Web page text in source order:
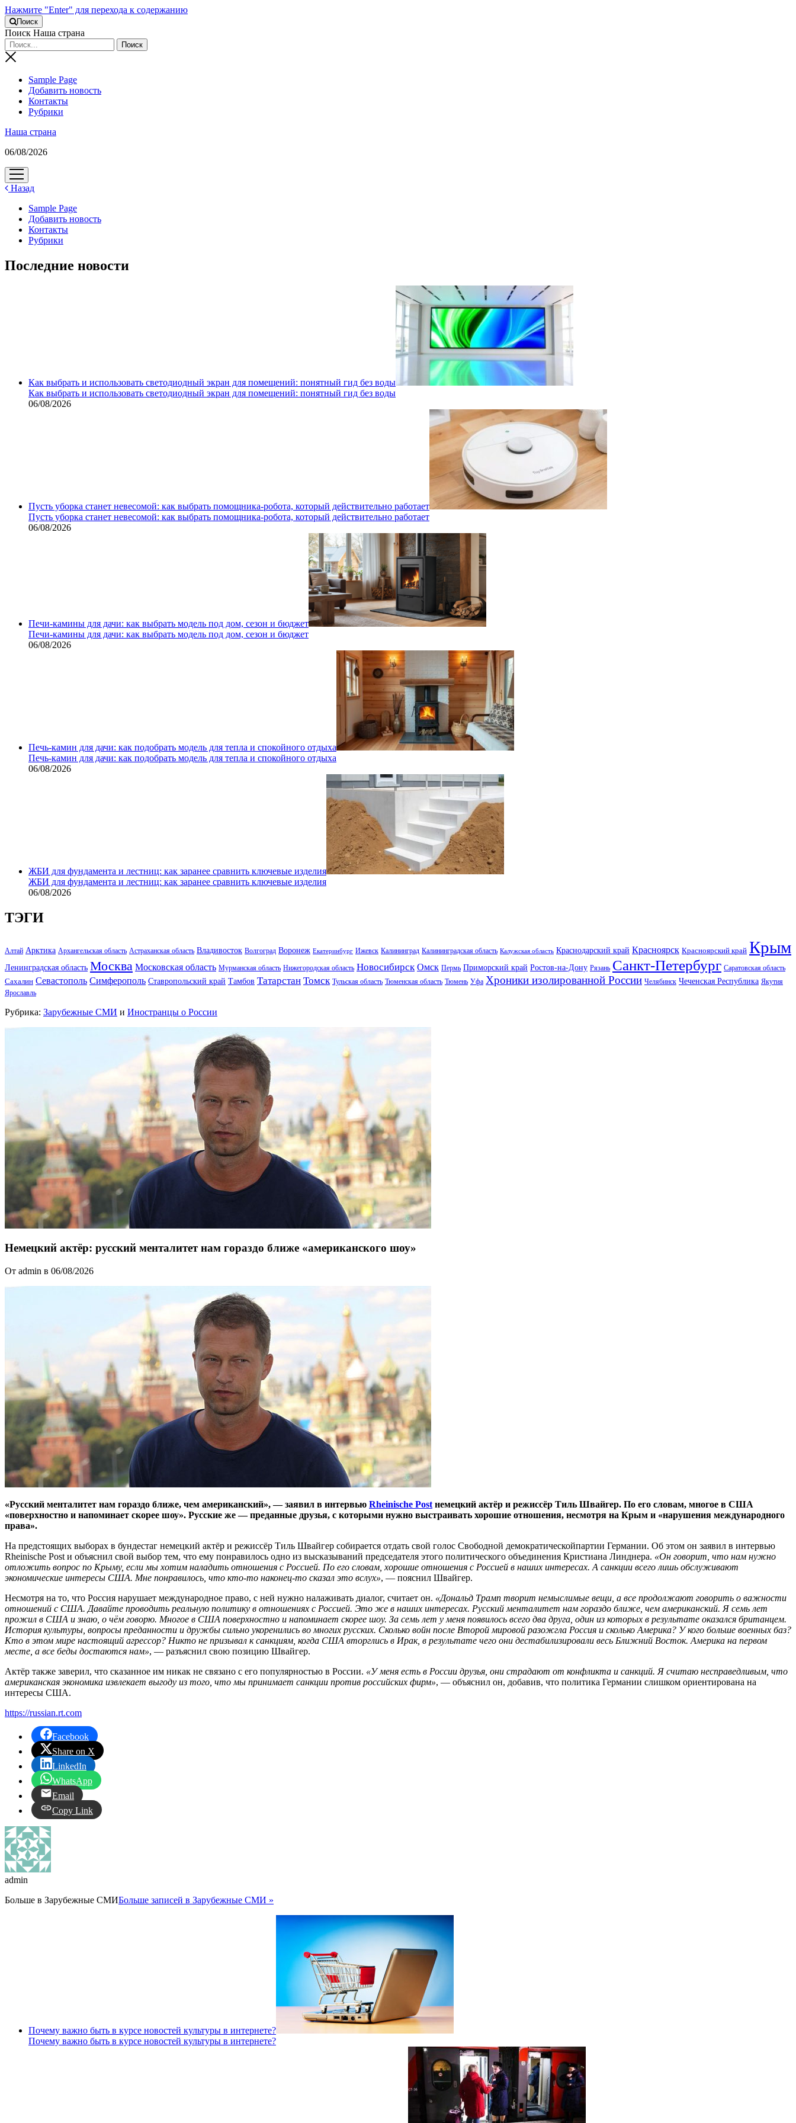
Нажмите "Enter" для перехода к содержанию
Поиск
Поиск Наша страна
Sample Page
Добавить новость
Контакты
Рубрики
Наша страна
06/08/2026
открыть
меню
Назад
Sample Page
Добавить новость
Контакты
Рубрики
Последние новости
Как выбрать и использовать светодиодный экран для помещений: понятный гид без воды
Как выбрать и использовать светодиодный экран для помещений: понятный гид без воды
06/08/2026
Пусть уборка станет невесомой: как выбрать помощника‑робота, который действительно работает
Пусть уборка станет невесомой: как выбрать помощника‑робота, который действительно работает
06/08/2026
Печи-камины для дачи: как выбрать модель под дом, сезон и бюджет
Печи-камины для дачи: как выбрать модель под дом, сезон и бюджет
06/08/2026
Печь-камин для дачи: как подобрать модель для тепла и спокойного отдыха
Печь-камин для дачи: как подобрать модель для тепла и спокойного отдыха
06/08/2026
ЖБИ для фундамента и лестниц: как заранее сравнить ключевые изделия
ЖБИ для фундамента и лестниц: как заранее сравнить ключевые изделия
06/08/2026
ТЭГИ
Алтай Арктика Архангельская область Астраханская область Владивосток Волгоград Воронеж Екатеринбург Ижевск Калининград Калининградская область Калужская область Краснодарский край Красноярск Красноярский край Крым
Ленинградская область Москва Московская область Мурманская область Нижегородская область Новосибирск Омск Пермь Приморский край Ростов-на-Дону Рязань Санкт-Петербург Саратовская область
Сахалин Севастополь Симферополь Ставропольский край Тамбов Татарстан Томск Тульская область Тюменская область Тюмень Уфа Хроники изолированной России Челябинск Чеченская Республика Якутия
Ярославль
Рубрика: Зарубежные СМИ и Иностранцы о России
Немецкий актёр: русский менталитет нам гораздо ближе «американского шоу»
От admin в 06/08/2026
«Русский менталитет нам гораздо ближе, чем американский», — заявил в интервью Rheinische Post немецкий актёр и режиссёр Тиль Швайгер. По его словам, многое в США
«поверхностно и напоминает скорее шоу». Русские же — преданные друзья, с которыми нужно выстраивать хорошие отношения, несмотря на Крым и «нарушения международного
права».
На предстоящих выборах в бундестаг немецкий актёр и режиссёр Тиль Швайгер собирается отдать свой голос Свободной демократическойпартии Германии. Об этом он заявил в интервью
Rheinische Post и объяснил свой выбор тем, что ему понравилось одно из высказываний председателя этого политического объединения Кристиана Линднера. «Он говорит, что нам нужно
отложить вопрос по Крыму, если мы хотим наладить отношения с Россией. По его словам, хорошие отношения с Россией в наших интересах. А санкции всего лишь обслуживают
экономические интересы США. Мне понравилось, что кто-то наконец-то сказал это вслух», — пояснил Швайгер.
Несмотря на то, что Россия нарушает международное право, с ней нужно налаживать диалог, считает он. «Дональд Трамп творит немыслимые вещи, а все продолжают говорить о важности
отношений с США. Давайте проводить реальную политику в отношениях с Россией. Это же в наших интересах. Русский менталитет нам гораздо ближе, чем американский. Я семь лет
прожил в США и знаю, о чём говорю. Многое в США поверхностно и напоминает скорее шоу. За семь лет у меня появилось всего два друга, один из которых в результате оказался британцем.
История культуры, вопросы преданности и дружбы сильно укоренились во многих русских. Сколько войн после Второй мировой разожгла Россия и сколько Америка? У кого больше военных баз?
Кто в этом мире настоящий агрессор? Никто не призывал к санкциям, когда США вторглись в Ирак, в результате чего они дестабилизировали весь Ближний Восток. Америка на первом
месте, а все беды достаются нам», — разъяснил свою позицию Швайгер.
Актёр также заверил, что сказанное им никак не связано с его популярностью в России. «У меня есть в России друзья, они страдают от конфликта и санкций. Я считаю несправедливым, что
американская экономика извлекает выгоду из того, что мы принимает санкции против российских фирм», — объяснил он, добавив, что политика Германии слишком ориентирована на
интересы США.
https://russian.rt.com
Facebook
Share on X
LinkedIn
WhatsApp
Email
Copy Link
admin
Больше в Зарубежные СМИБольше записей в Зарубежные СМИ »
Почему важно быть в курсе новостей культуры в интернете?
Почему важно быть в курсе новостей культуры в интернете?